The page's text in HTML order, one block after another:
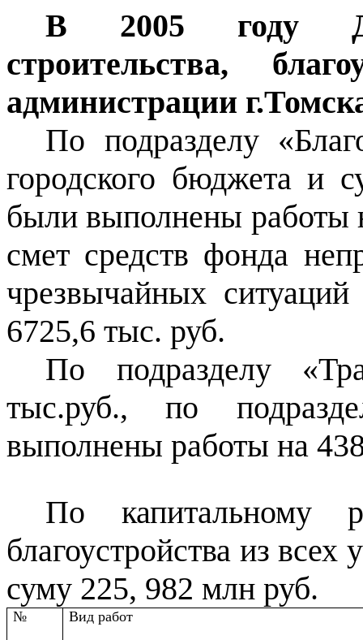
В 2005 году
строительства,
администрации
По подразделу
городского бюджета и
были выполнены работы
смет средств фонда
чрезвычайных
6725,6 тыс. руб.
По подразделу
тыс.руб., по
выполнены работы на
По капитальному
благоустройства из
суму 225, 982 млн руб.
№ Вид работ